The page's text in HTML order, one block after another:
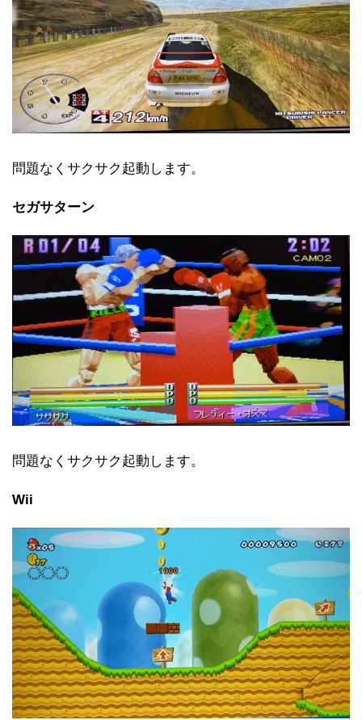
問題なくサクサク起動します。
セガサターン
問題なくサクサク起動します。
Wii